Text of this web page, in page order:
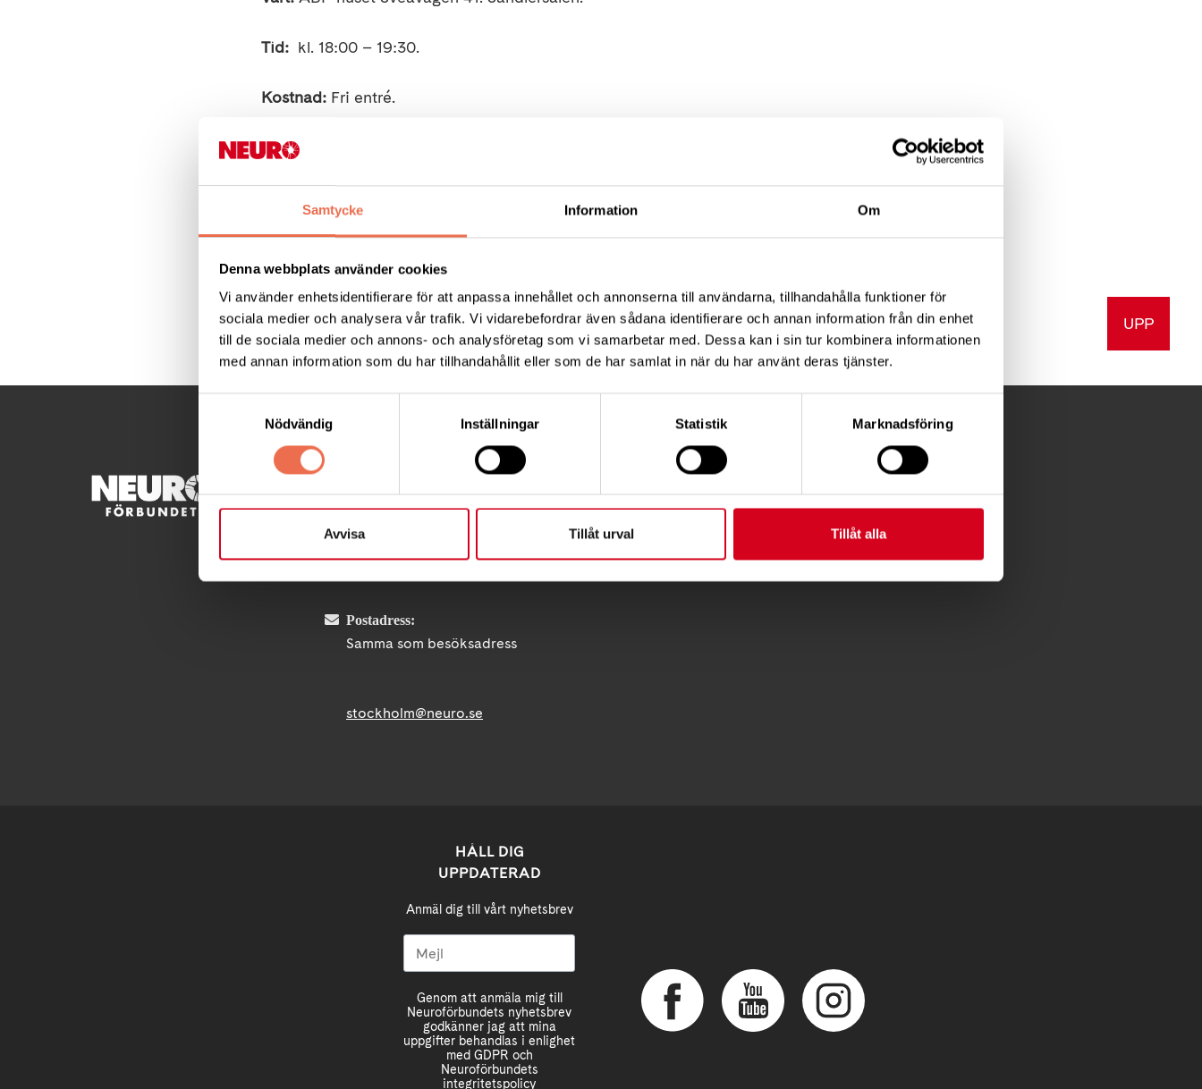
Samtycke Information Om
Denna webbplats använder cookies
Vi använder enhetsidentifierare för att anpassa innehållet och annonserna till användarna, tillhandahålla funktioner för
sociala medier och analysera vår trafik. Vi vidarebefordrar även sådana identifierare och annan information från din enhet
till de sociala medier och annons- och analysföretag som vi samarbetar med. Dessa kan i sin tur kombinera informationen
med annan information som du har tillhandahållit eller som de har samlat in när du har använt deras tjänster.
Nödvändig
Inställningar Statistik Marknadsföring
Avvisa Tillåt urval Tillåt alla
Tid: kl. 18:00 – 19:30.
Kostnad: Fri entré.
ABF följer folkhälsomyndighetens rekommendationer vilket bland annat innebär att det inte
Folkhälsomyndigheternas rekommendationer kan komma att ändras och då kommer vi att
Dela denna sida: Tipsa Skriv ut UPP
Besöksadress:
Postadress:
Samma som besöksadress
stockholm@neuro.se
HÅLL DIG
UPPDATERAD
Anmäl dig till vårt nyhetsbrev
Genom att anmäla mig till
Neuroförbundets nyhetsbrev
godkänner jag att mina
uppgifter behandlas i enlighet
med GDPR och
Neuroförbundets
integritetspolicy